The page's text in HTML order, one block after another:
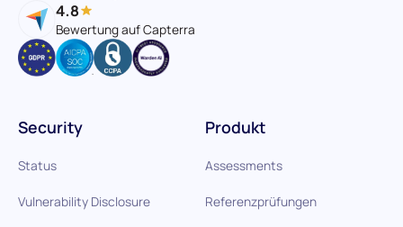
4.8
Bewertung auf Capterra
Produkt
Assessments
Referenzprüfungen
Security
Status
Vulnerability Disclosure